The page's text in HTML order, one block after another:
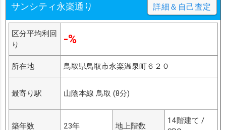
サンシティ永楽通り 詳細＆自己査定
区分平均利回
り
-%
所在地 鳥取県鳥取市永楽温泉町６２０
最寄り駅 山陰本線 鳥取 (8分)
築年数 23年 地上階数
14階建て /